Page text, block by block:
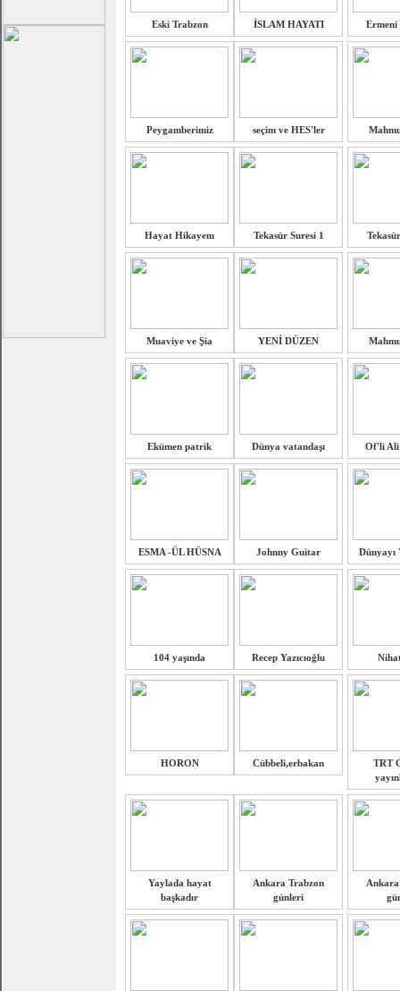
Eski Trabzon İSLAM HAYATI Ermeni
Peygamberimiz seçim ve HES'ler
Hayat Hikayem Tekasür Suresi 1
Muaviye ve Şia YENİ DÜZEN
Ekümen patrik Dünya vatandaşı Of'li Ali
ESMA -ÜL HÜSNA Johnny Guitar Dünyayı
104 yaşında Recep Yazıcıoğlu
HORON Cübbeli,erbakan
TRT
Yaylada hayat
başkadır
Ankara Trabzon
günleri